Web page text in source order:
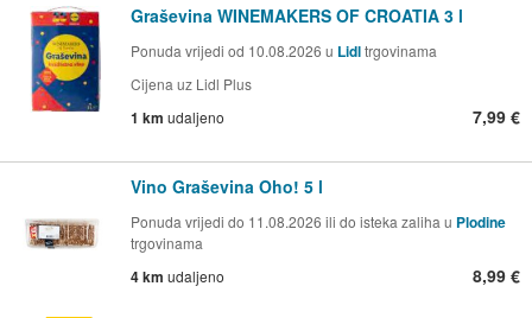
Graševina WINEMAKERS OF CROATIA 3 l
Ponuda vrijedi od 10.08.2026 u Lidltrgovinama
Cijena uz Lidl Plus
1 km udaljeno 7,99 €
Vino Graševina Oho! 5 l
Ponuda vrijedi do 11.08.2026 ili do isteka zaliha u Plodine
trgovinama
4 km udaljeno 8,99 €